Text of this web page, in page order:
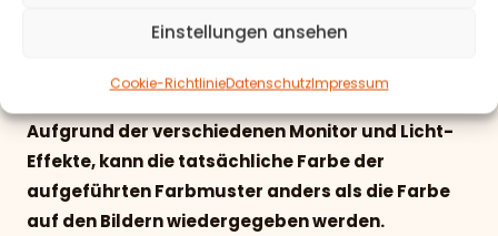
Einstellungen ansehen
Cookie-RichtlinieDatenschutzImpressum
-Scheuerfestigkeit geprüft
Aufgrund der verschiedenen Monitor und Licht-
Effekte, kann die tatsächliche Farbe der
aufgeführten Farbmuster anders als die Farbe
auf den Bildern wiedergegeben werden.